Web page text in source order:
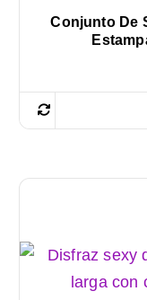
Conjunto De